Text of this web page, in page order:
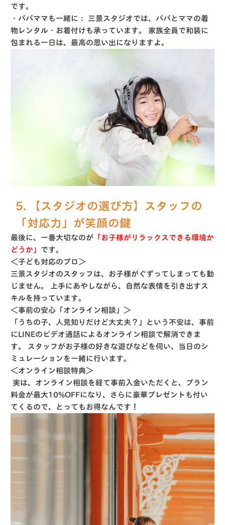
です。
・パパママも一緒に：
三景スタジオでは、パパとママの着
物レンタル・お着付けも承っています。 家族全員で和装に
包まれる一日は、最高の思い出になりますよ。
5. 【スタジオの選び方】スタッフの
「対応力」が笑顔の鍵
最後に、一番大切なのが「お子様がリラックスできる環境か
どうか」 です。
＜子ども対応のプロ＞
三景スタジオのスタッフは、お子様がぐずってしまっても動
じません。
上手にあやしながら、自然な表情を引き出すス
キルを持っています。
＜事前の安心「オンライン相談」＞
「うちの子、人見知りだけど大丈夫？」という不安は、事前
にLINEのビデオ通話によるオンライン相談で解消できま
す。
スタッフがお子様の好きな遊びなどを伺い、当日のシ
ミュレーションを一緒に行います。
＜オンライン相談特典＞
実は、オンライン相談を経て事前入金いただくと、プラン
料金が最大10%OFFになり、さらに豪華プレゼントも付い
てくるので、とってもお得なんです！